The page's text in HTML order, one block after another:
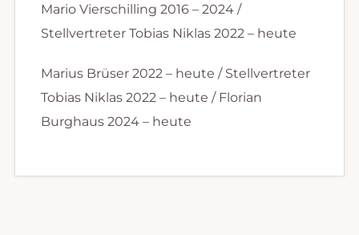
Mario Vierschilling 2016 – 2024 /
Stellvertreter Tobias Niklas 2022 – heute
Marius Brüser 2022 – heute / Stellvertreter
Tobias Niklas 2022 – heute / Florian
Burghaus 2024 – heute